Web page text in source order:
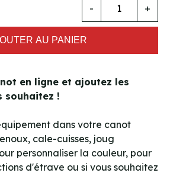
- +
AU PANIER
en ligne et ajoutez les
souhaitez !
dans votre canot
cale-cuisses, joug
personnaliser la couleur, pour
d'étrave ou si vous souhaitez